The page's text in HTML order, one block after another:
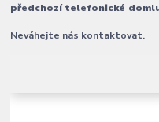
předchozí telefonické
Neváhejte nás kontaktovat.